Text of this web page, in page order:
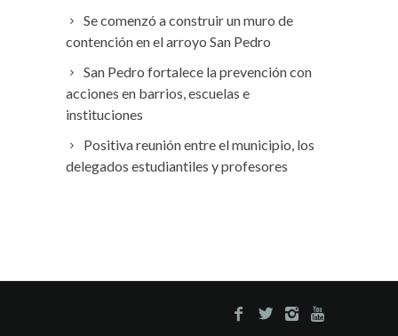
Se comenzó a construir un muro de
contención en el arroyo San Pedro
San Pedro fortalece la prevención con
acciones en barrios, escuelas e
instituciones
Positiva reunión entre el municipio, los
delegados estudiantiles y profesores